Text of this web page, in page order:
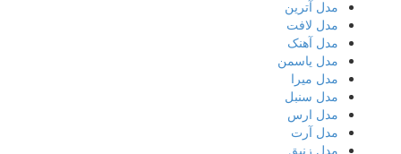
مدل آترین
مدل لافت
مدل آهنک
مدل یاسمن
مدل میرا
مدل سنبل
مدل ارس
مدل آرت
مدل زنبق